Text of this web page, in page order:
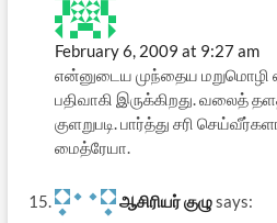
February 6, 2009 at 9:27 am
என்னுடைய முந்தைய மறுமொழி
பதிவாகி இருக்கிறது. வலைத்
குளறுபடி. பார்த்து சரி
மைத்ரேயா.
ஆசிரியர் குழுsays: